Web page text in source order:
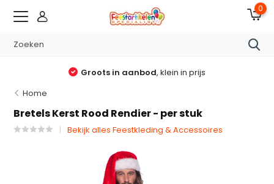
0
Groots in aanbod, klein in prijs
Home
Bretels Kerst Rood Rendier - per stuk
Bekijk alles Feestkleding & Accessoires